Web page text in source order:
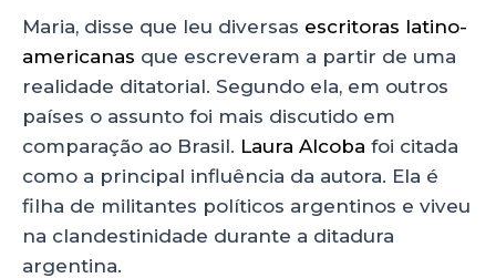
Maria, disse que leu diversas escritoras latino-
americanas que escreveram a partir de uma
realidade ditatorial. Segundo ela, em outros
países o assunto foi mais discutido em
comparação ao Brasil. Laura Alcoba foi citada
como a principal influência da autora. Ela é
filha de militantes políticos argentinos e viveu
na clandestinidade durante a ditadura
argentina.